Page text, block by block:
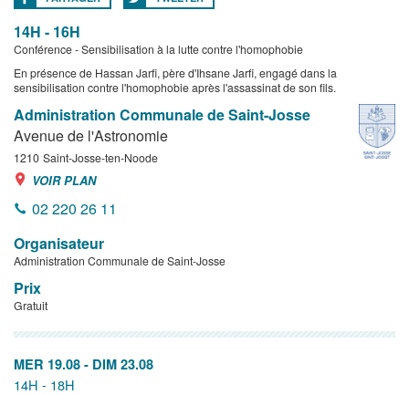
14H - 16H
Conférence - Sensibilisation à la lutte contre l'homophobie
En présence de Hassan Jarfi, père d'Ihsane Jarfi, engagé dans la
sensibilisation contre l'homophobie après l'assassinat de son fils.
Administration Communale de Saint-Josse
Avenue de l'Astronomie
1210 Saint-Josse-ten-Noode
VOIR PLAN
02 220 26 11
Organisateur
Administration Communale de Saint-Josse
Prix
Gratuit
MER 19.08 - DIM 23.08
14H - 18H